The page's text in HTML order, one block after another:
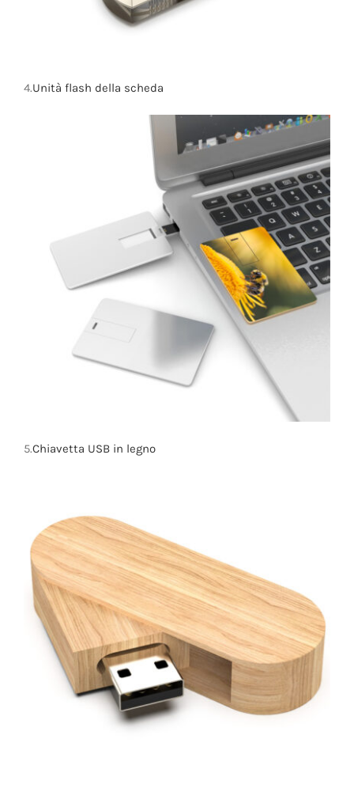
4.Unità flash della scheda
5.Chiavetta USB in legno